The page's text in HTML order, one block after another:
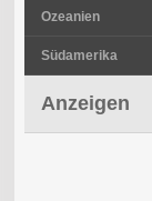
Ozeanien
Südamerika
Anzeigen